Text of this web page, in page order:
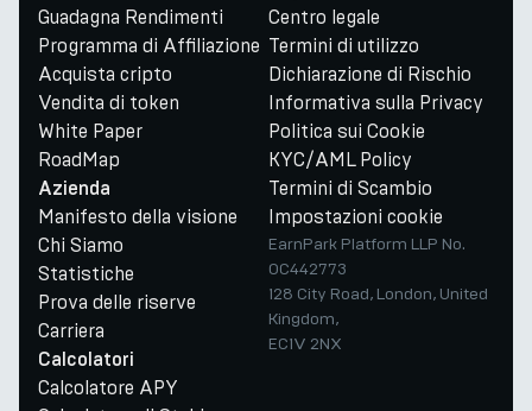
Guadagna Rendimenti
Programma di Affiliazione
Acquista cripto
Vendita di token
White Paper
RoadMap
Azienda
Manifesto della visione
Chi Siamo
Statistiche
Prova delle riserve
Carriera
Calcolatori
Calcolatore APY
Centro legale
Termini di utilizzo
Dichiarazione di Rischio
Informativa sulla Privacy
Politica sui Cookie
KYC/AML Policy
Termini di Scambio
Impostazioni cookie
EarnPark Platform LLP No.
OC442773
128 City Road, London, United
Kingdom,
EC1V 2NX